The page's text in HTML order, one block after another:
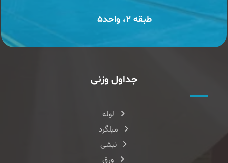
طبقه ۲، واحد۵
جداول وزنی
لوله
میلگرد
نبشی
ورق